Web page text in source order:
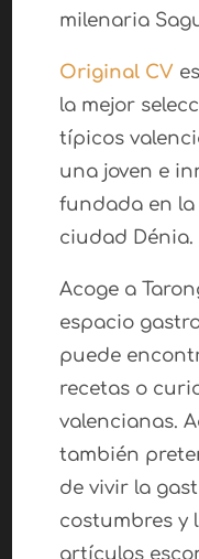
milenaria
Original CV
la mejor
típicos
una joven e
fundada en
ciudad Dénia.
Acoge a
espacio
puede
recetas o
valencianas.
también
de vivir la
costumbres y
artículos